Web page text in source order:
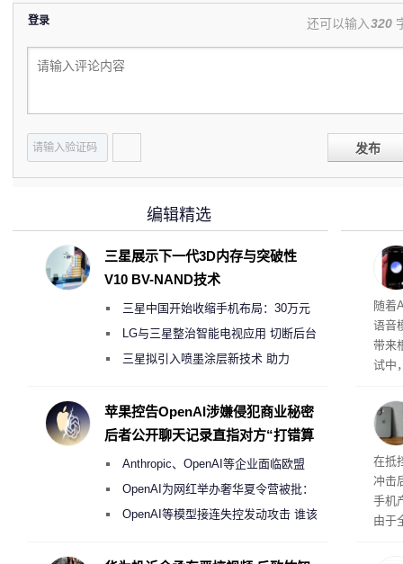
登录 还可以输入320
发布
理”
随着
语音
带来
试中
互
桌面
系
在抵
冲击
手机
由于
编辑精选
三星展示下一代3D内存与突破性
V10 BV-NAND技术
三星中国开始收缩手机布局：30万元
月销售额不达标门店 将被逐步清退
LG与三星整治智能电视应用 切断后台
偷偷共享带宽的违规行为
三星拟引入喷墨涂层新技术 助力
度
苹果控告OpenAI涉嫌侵犯商业秘密
后者公开聊天记录直指对方“打错算
Anthropic、OpenAI等企业面临欧盟
《人工智能法案》全新执法权限审查
OpenAI为网红举办奢华夏令营被批：
2000美元一晚 遭讽“反乌托邦”
OpenAI等模型接连失控发动攻击 谁该